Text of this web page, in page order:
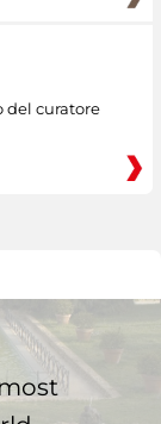
del curatore